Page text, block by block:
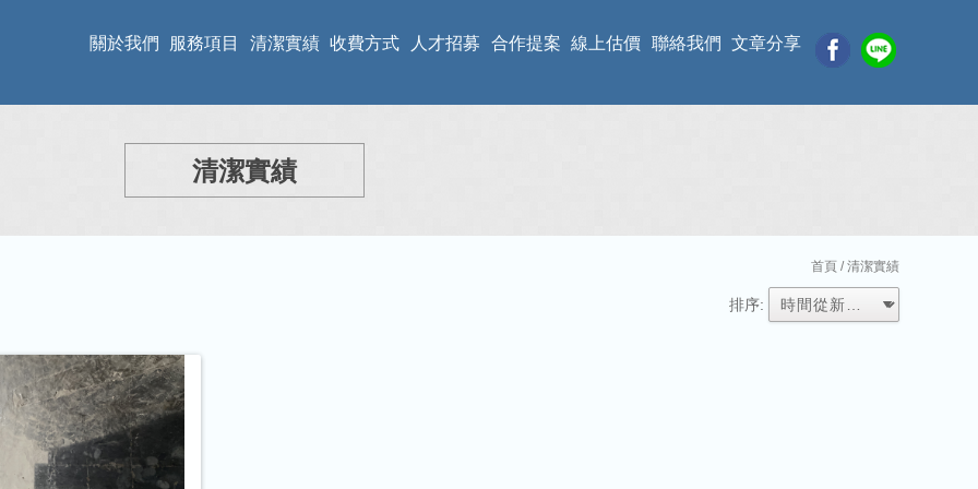
關於我們 服務項目 清潔實績 收費方式 人才招募 合作提案 線上估價 聯絡我們 文章分享
清潔實績
首頁 / 清潔實績
排序: